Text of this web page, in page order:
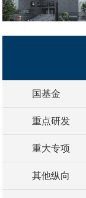
国基金
重点研发
重大专项
其他纵向